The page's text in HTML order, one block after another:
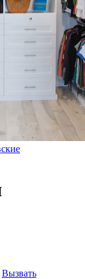
Вызвать